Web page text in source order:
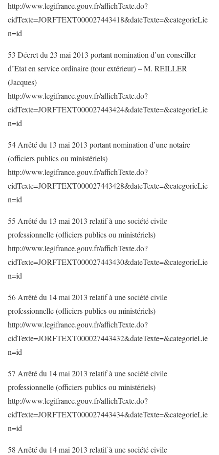
http://www.legifrance.gouv.fr/affichTexte.do?
cidTexte=JORFTEXT000027443418&dateTexte=&categorieLie
n=id
53 Décret du 23 mai 2013 portant nomination d’un conseiller
d’Etat en service ordinaire (tour extérieur) – M. REILLER
(Jacques)
http://www.legifrance.gouv.fr/affichTexte.do?
cidTexte=JORFTEXT000027443424&dateTexte=&categorieLie
n=id
54 Arrêté du 13 mai 2013 portant nomination d’une notaire
(officiers publics ou ministériels)
http://www.legifrance.gouv.fr/affichTexte.do?
cidTexte=JORFTEXT000027443428&dateTexte=&categorieLie
n=id
55 Arrêté du 13 mai 2013 relatif à une société civile
professionnelle (officiers publics ou ministériels)
http://www.legifrance.gouv.fr/affichTexte.do?
cidTexte=JORFTEXT000027443430&dateTexte=&categorieLie
n=id
56 Arrêté du 14 mai 2013 relatif à une société civile
professionnelle (officiers publics ou ministériels)
http://www.legifrance.gouv.fr/affichTexte.do?
cidTexte=JORFTEXT000027443432&dateTexte=&categorieLie
n=id
57 Arrêté du 14 mai 2013 relatif à une société civile
professionnelle (officiers publics ou ministériels)
http://www.legifrance.gouv.fr/affichTexte.do?
cidTexte=JORFTEXT000027443434&dateTexte=&categorieLie
n=id
58 Arrêté du 14 mai 2013 relatif à une société civile